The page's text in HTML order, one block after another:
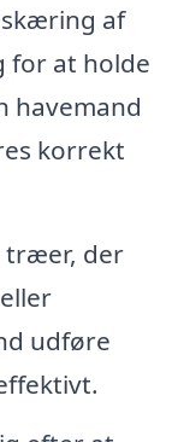
af
for at holde
havemand
korrekt
træer, der
udføre